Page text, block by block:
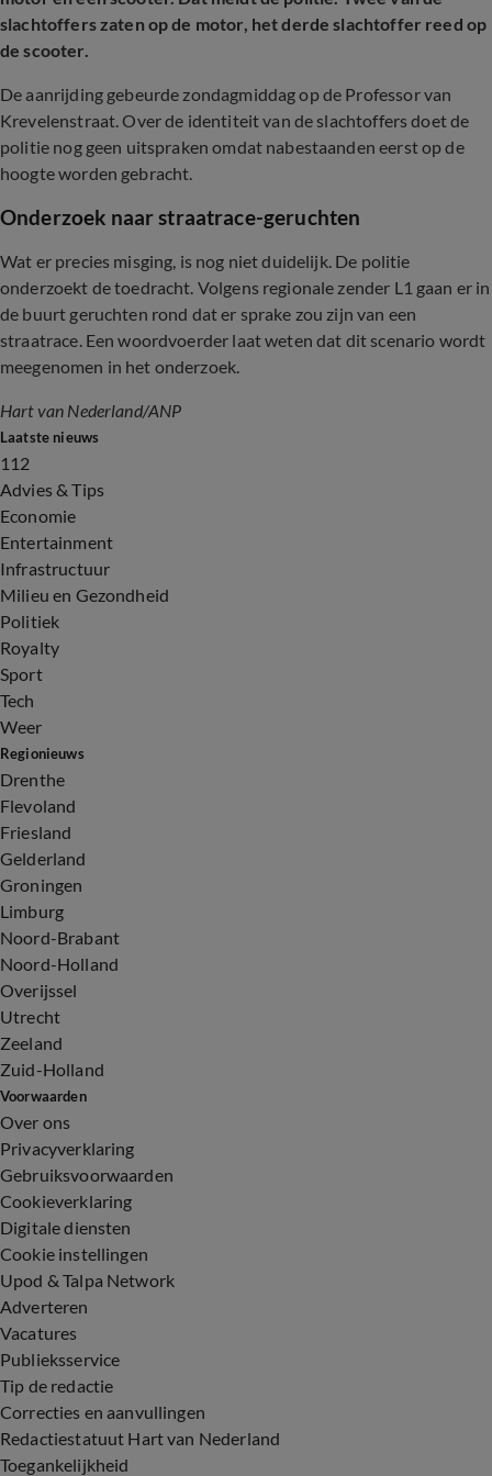
slachtoffers zaten op de motor, het derde slachtoffer reed op
de scooter.
De aanrijding gebeurde zondagmiddag op de Professor van
Krevelenstraat. Over de identiteit van de slachtoffers doet de
politie nog geen uitspraken omdat nabestaanden eerst op de
hoogte worden gebracht.
Onderzoek naar straatrace-geruchten
Wat er precies misging, is nog niet duidelijk. De politie
onderzoekt de toedracht. Volgens regionale zender L1 gaan er in
de buurt geruchten rond dat er sprake zou zijn van een
straatrace. Een woordvoerder laat weten dat dit scenario wordt
meegenomen in het onderzoek.
Hart van Nederland/ANP
Laatste nieuws
112
Advies & Tips
Economie
Entertainment
Infrastructuur
Milieu en Gezondheid
Politiek
Royalty
Sport
Tech
Weer
Regionieuws
Drenthe
Flevoland
Friesland
Gelderland
Groningen
Limburg
Noord-Brabant
Noord-Holland
Overijssel
Utrecht
Zeeland
Zuid-Holland
Voorwaarden
Over ons
Privacyverklaring
Gebruiksvoorwaarden
Cookieverklaring
Digitale diensten
Cookie instellingen
Upod & Talpa Network
Adverteren
Vacatures
Publieksservice
Tip de redactie
Correcties en aanvullingen
Redactiestatuut Hart van Nederland
Toegankelijkheid